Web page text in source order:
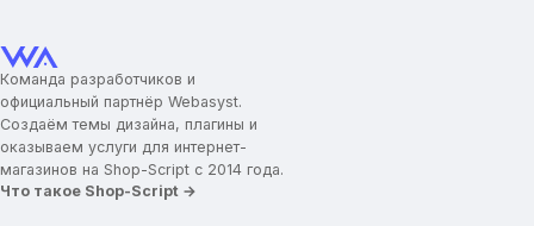
Команда разработчиков и
официальный партнёр Webasyst.
Создаём темы дизайна, плагины и
оказываем услуги для интернет-
магазинов на Shop-Script с 2014 года.
Что такое Shop-Script →